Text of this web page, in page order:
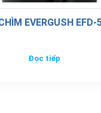
EVERGUSH EFD-
Đọc tiếp